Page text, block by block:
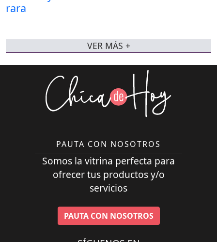
VER MÁS +
PAUTA CON NOSOTROS
Somos la vitrina perfecta para
ofrecer tus productos y/o
servicios
PAUTA CON NOSOTROS